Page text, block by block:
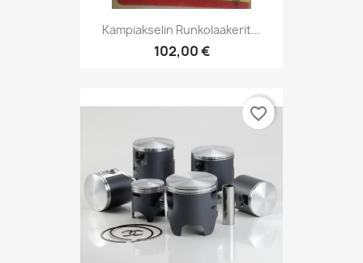
Kampiakselin Runkolaakerit...
102,00 €
favorite_border